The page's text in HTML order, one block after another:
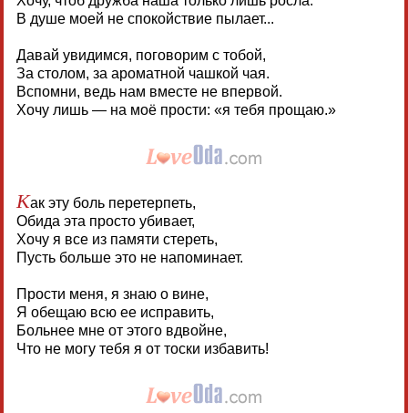
В душе моей не спокойствие пылает...
Давай увидимся, поговорим с тобой,
За столом, за ароматной чашкой чая.
Вспомни, ведь нам вместе не впервой.
Хочу лишь — на моё прости: «я тебя прощаю.»
Как эту боль перетерпеть,
Обида эта просто убивает,
Хочу я все из памяти стереть,
Пусть больше это не напоминает.
Прости меня, я знаю о вине,
Я обещаю всю ее исправить,
Больнее мне от этого вдвойне,
Что не могу тебя я от тоски избавить!